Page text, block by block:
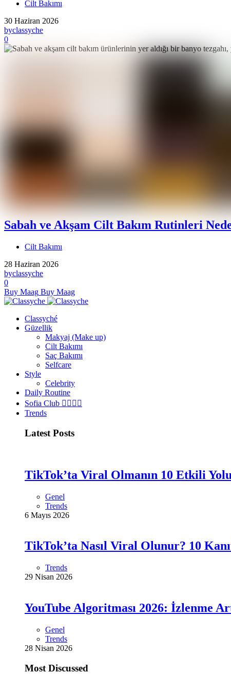
Cilt Bakımı
30 Haziran 2026
byclassyche
0
Sabah ve Akşam Cilt Bakım Rutinleri
Cilt Bakımı
28 Haziran 2026
byclassyche
0
Buy Maag Buy Maag
Classyché
Güzellik
Makyaj (Make up)
Cilt Bakımı
Saç Bakımı
Selfcare
Style
Celebrity
Daily Routine
Sofia Club 👩‍❤️‍💋‍👨
Trends
Latest Posts
TikTok’ta Viral Olmanın 10 Etkili
Genel
Trends
6 Mayıs 2026
TikTok’ta Nasıl Viral Olunur? 10
Trends
29 Nisan 2026
YouTube Algoritması 2026: İzlenme
Genel
Trends
28 Nisan 2026
Most Discussed